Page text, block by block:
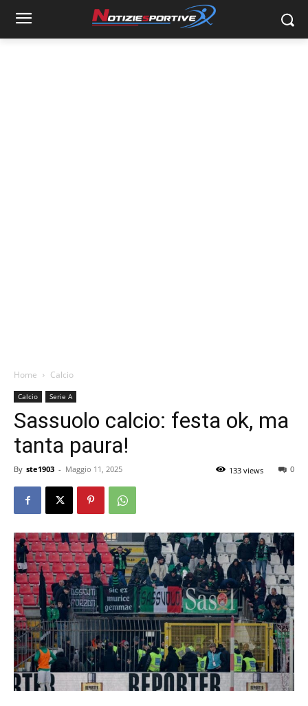
Home Calcio
Calcio Serie A
Sassuolo calcio: festa ok, ma
tanta paura!
By ste1903 - Maggio 11, 2025 0
133 views